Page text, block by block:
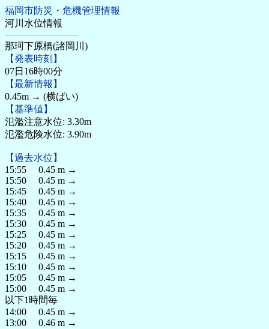
福岡市防災・危機管理情報
河川水位情報
那珂下原橋(諸岡川)
【発表時刻】
07日16時00分
【最新情報】
0.45m → (横ばい)
【基準値】
氾濫注意水位: 3.30m
氾濫危険水位: 3.90m
【過去水位】
15:55 0.45 m →
15:50 0.45 m →
15:45 0.45 m →
15:40 0.45 m →
15:35 0.45 m →
15:30 0.45 m →
15:25 0.45 m →
15:20 0.45 m →
15:15 0.45 m →
15:10 0.45 m →
15:05 0.45 m →
15:00 0.45 m →
以下1時間毎
14:00 0.45 m →
13:00 0.46 m →